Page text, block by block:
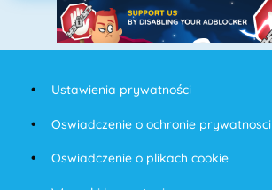
Ustawienia prywatności
Oswiadczenie o ochronie prywatnosci
Oswiadczenie o plikach cookie